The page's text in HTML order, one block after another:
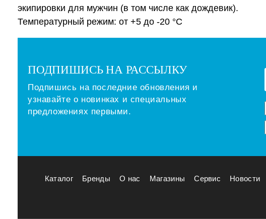
экипировки для мужчин (в том числе как дождевик).
Температурный режим: от +5 до -20 °С
ПОДПИШИСЬ НА РАССЫЛКУ
Подпишись на последние обновления и
узнавайте о новинках и специальных
предложениях первыми.
Каталог Бренды О нас Магазины Сервис Новости